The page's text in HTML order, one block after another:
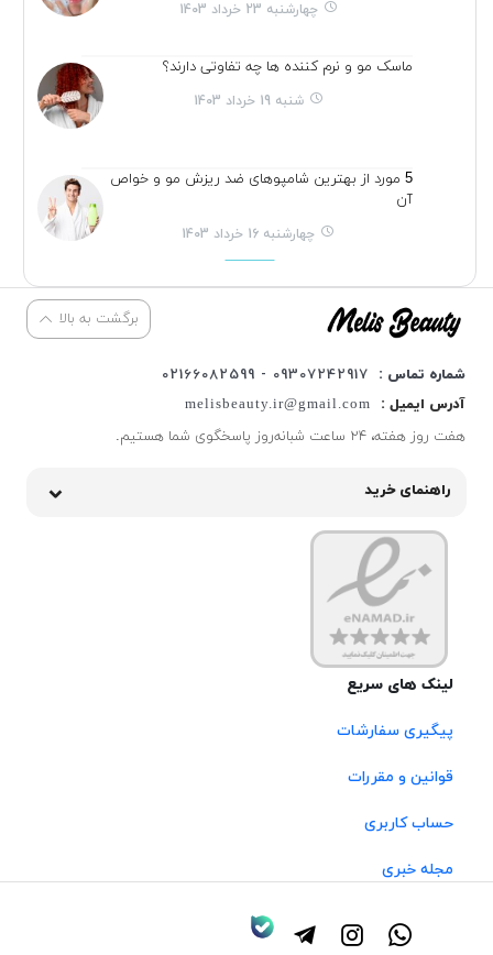
چهارشنبه 23 خرداد 1403
ماسک مو و نرم کننده ها چه تفاوتی دارند؟
شنبه 19 خرداد 1403
5 مورد از بهترین شامپوهای ضد ریزش مو و خواص
آن
چهارشنبه 16 خرداد 1403
برگشت به بالا
شماره تماس :
09307242917 - 02166082599
آدرس ایمیل :
melisbeauty.ir@gmail.com
هفت روز هفته، ۲۴ ساعت شبانه‌روز پاسخگوی شما هستیم.
راهنمای خرید
لینک های سریع
پیگیری سفارشات
قوانین و مقررات
حساب کاربری
مجله خبری